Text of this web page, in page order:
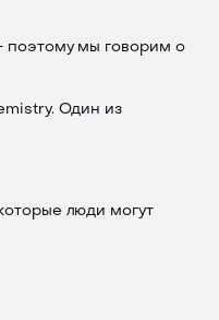
поэтому мы говорим о
Один из
люди могут